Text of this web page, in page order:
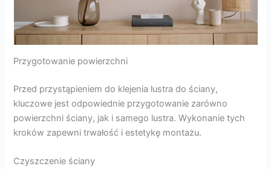
Przygotowanie powierzchni
Przed przystąpieniem do klejenia lustra do ściany,
kluczowe jest odpowiednie przygotowanie zarówno
powierzchni ściany, jak i samego lustra. Wykonanie tych
kroków zapewni trwałość i estetykę montażu.
Czyszczenie ściany